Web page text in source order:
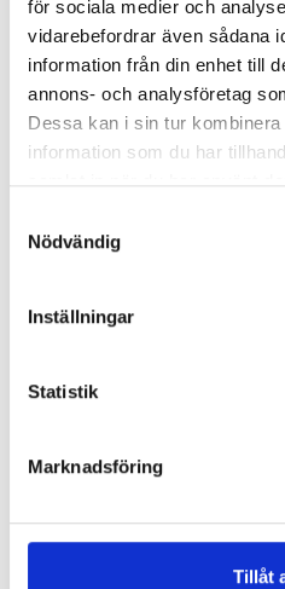
för sociala medier och
vidarebefordrar även sådana
information från din enhet till
annons- och analysföretag
Dessa kan i sin tur
information som du har
Nödvändig
Inställningar
Statistik
Marknadsföring
Tillåt
vidarekoppling 5x2x2,5
Montage
Armaturboxens överdel
montage. För mer
MÅTTSKISS